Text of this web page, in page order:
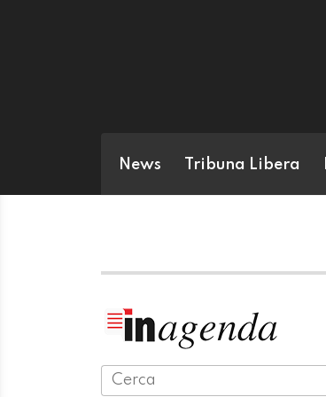
News Tribuna Libera